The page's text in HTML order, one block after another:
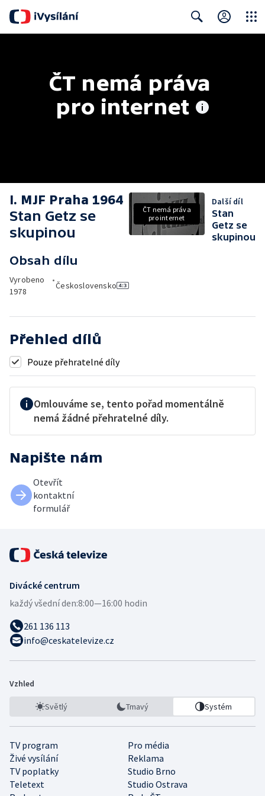
ČT nemá práva
pro internet
I. MJF Praha 1964
Stan Getz se
skupinou
Obsah dílu
Vyrobeno
1978
•
Československo
ČT nemá práva
pro internet
Další díl
Stan
Getz se
skupinou
Přehled dílů
Pouze přehratelné díly
Omlouváme se, tento pořad momentálně
nemá žádné přehratelné díly.
Napište nám
Otevřít
kontaktní
formulář
Divácké centrum
každý všední den:8:00—16:00 hodin
261 136 113
info@ceskatelevize.cz
Vzhled
Světlý Tmavý Systém
TV program
Pro média
Živé vysílání
Reklama
TV poplatky
Studio Brno
Teletext
Studio Ostrava